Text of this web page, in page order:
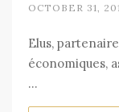
OCTOBER 31,
Elus,
économiques,
…